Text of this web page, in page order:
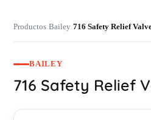
Productos›Bailey›716 Safety Relief
BAILEY
716 Safety Relief